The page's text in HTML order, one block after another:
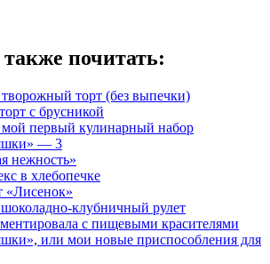
почитать:
торт (без выпечки)
с брусникой
первый кулинарный набор
— 3
нежность»
в хлебопечке
«Лисенок»
клубничный рулет
с пищевыми красителями
или мои новые приспособления для